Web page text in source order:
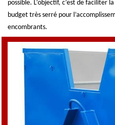
possible. L’objectif, c’est de faciliter
budget très serré pour
encombrants.